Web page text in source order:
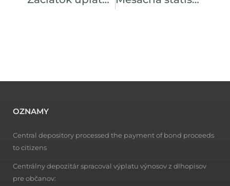
OZNAMY
Central depository processed the payment of bond proceeds
to citizens
Centrálny depozitár spracoval výplatu výnosov z dlhopisov
pre občanov: